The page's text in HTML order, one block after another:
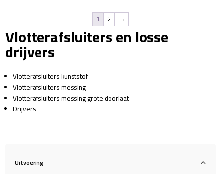
Uitvoering
1 2 →
Vlotterafsluiters en losse
drijvers
Vlotterafsluiters kunststof
Vlotterafsluiters messing
Vlotterafsluiters messing grote doorlaat
Drijvers